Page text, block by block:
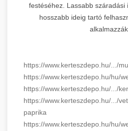
festéséhez. Lassabb száradási
hosszabb ideig tartó
alkalmazzák.
https://www.kerteszdepo.hu/.../
https://www.kerteszdepo.hu/hu/
https://www.kerteszdepo.hu/.../
https://www.kerteszdepo.hu/.../
paprika
https://www.kerteszdepo.hu/hu/